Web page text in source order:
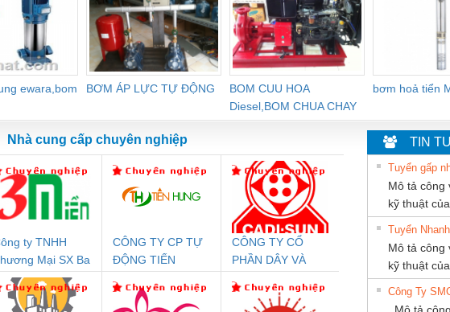
ewara,bom
BƠM ÁP LỰC TỰ ĐỘNG
BOM CUU HOA
Diesel,BOM CHUA CHAY
bơm hoả tiển
An Toàn
Contact
PC20-1NO-
24DC-SP -
Rơ Le An Toàn
Phoenix Contact
PSR-SCP-
24UC/ESL4/3X1/1X2/B
Bộ Lặp Tín Hiệu
PROFIBUS Phoenix
Contact PSI-REP-
PROFIBUS/12MB -
Rơ Le An Toàn
Phoenix Contact
2986960 – PSR-
SCP-
Nhà cung cấp chuyên nghiệp
ty TNHH
Mại SX Ba
Miền
CÔNG TY CP TỰ
ĐỘNG TIẾN
CÔNG TY CỔ
PHẦN DÂY VÀ
THƯỢNG ĐÌNH
Công Ty TNHH
Thiết Bị Điện Nam
Quốc Thịnh
TIN
Mô tả công
kỹ thuật
Tuyển
Mô tả công
kỹ thuật
Mô tả